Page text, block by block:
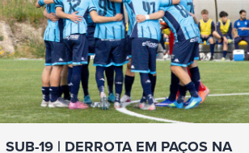
SUB-19 | DERROTA EM PAÇOS NA